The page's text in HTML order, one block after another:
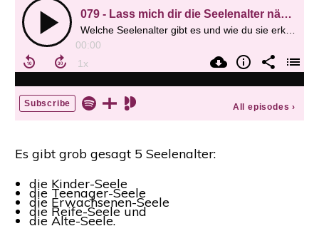
Es gibt grob gesagt 5 Seelenalter:
die Kinder-Seele
die Teenager-Seele
die Erwachsenen-Seele
die Reife-Seele und
die Alte-Seele.